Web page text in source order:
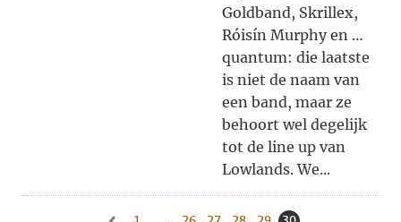
Goldband, Skrillex,
Róisín Murphy en …
quantum: die laatste
is niet de naam van
een band, maar ze
behoort wel degelijk
tot de line up van
Lowlands. We...